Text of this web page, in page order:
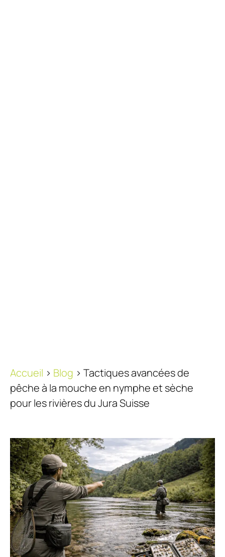
Accueil > Blog > Tactiques avancées de
pêche à la mouche en nymphe et sèche
pour les rivières du Jura Suisse